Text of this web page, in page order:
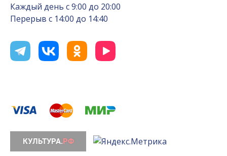
Каждый день с 9:00 до 20:00
Перерыв с 14:00 до 14:40